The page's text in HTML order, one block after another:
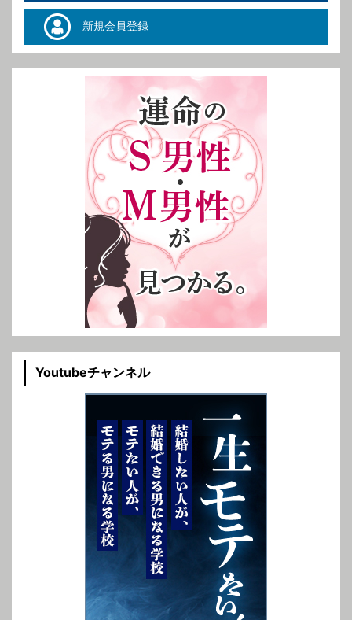
新規会員登録
Youtubeチャンネル